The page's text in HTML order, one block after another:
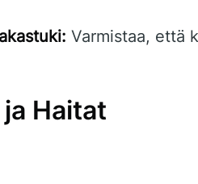
Varmistaa, että
Haitat